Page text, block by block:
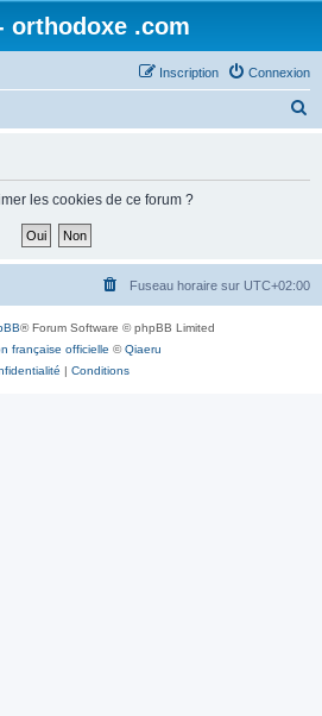
orthodoxe .com
Connexion
Inscription
h
les cookies de ce forum ?
Fuseau horaire sur UTC+02:00
® Forum Software © phpBB Limited
française officielle ©Qiaeru
| Conditions